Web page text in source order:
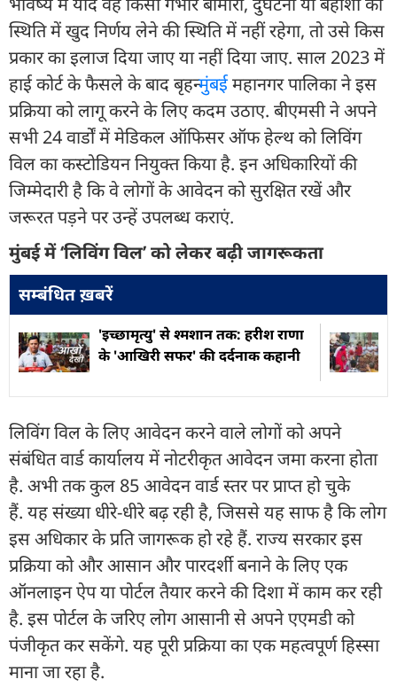
स्थिति में खुद निर्णय लेने की स्थिति में नहीं रहेगा, तो उसे किस
प्रकार का इलाज दिया जाए या नहीं दिया जाए. साल 2023 में
हाई कोर्ट के फैसले के बाद बृहन्मुंबईमहानगर पालिका ने इस
प्रक्रिया को लागू करने के लिए कदम उठाए. बीएमसी ने अपने
सभी 24 वार्डों में मेडिकल ऑफिसर ऑफ हेल्थ को लिविंग
विल का कस्टोडियन नियुक्त किया है. इन अधिकारियों की
जिम्मेदारी है कि वे लोगों के आवेदन को सुरक्षित रखें और
जरूरत पड़ने पर उन्हें उपलब्ध कराएं.
मुंबई में ‘लिविंग विल’ को लेकर बढ़ी जागरूकता
सम्बंधित ख़बरें
'इच्छामृत्यु' से श्मशान तक: हरीश राणा
के 'आखिरी सफर' की दर्दनाक कहानी
लिविंग विल के लिए आवेदन करने वाले लोगों को अपने
संबंधित वार्ड कार्यालय में नोटरीकृत आवेदन जमा करना होता
है. अभी तक कुल 85 आवेदन वार्ड स्तर पर प्राप्त हो चुके
हैं. यह संख्या धीरे-धीरे बढ़ रही है, जिससे यह साफ है कि लोग
इस अधिकार के प्रति जागरूक हो रहे हैं. राज्य सरकार इस
प्रक्रिया को और आसान और पारदर्शी बनाने के लिए एक
ऑनलाइन ऐप या पोर्टल तैयार करने की दिशा में काम कर रही
है. इस पोर्टल के जरिए लोग आसानी से अपने एएमडी को
पंजीकृत कर सकेंगे. यह पूरी प्रक्रिया का एक महत्वपूर्ण हिस्सा
माना जा रहा है.